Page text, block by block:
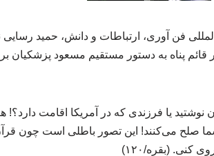
فن آوری، ارتباطات و دانش، حمید رسایی
پناه به دستور مستقیم مسعود پزشکیان
نوشتید یا فرزندی که در آمریکا اقامت
صلح می‌کنند! این تصور باطلی است چون
کنی. (بقره/۱۲۰)